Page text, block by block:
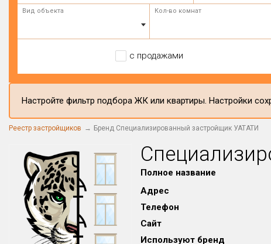
Вид объекта Кол-во комнат
с продажами
Настройте фильтр подбора ЖК или квартиры. Настройки
Реестр застройщиков Бренд Специализированный застройщик УАТАТИ
Полное название
Адрес
Телефон
Сайт
Используют бренд